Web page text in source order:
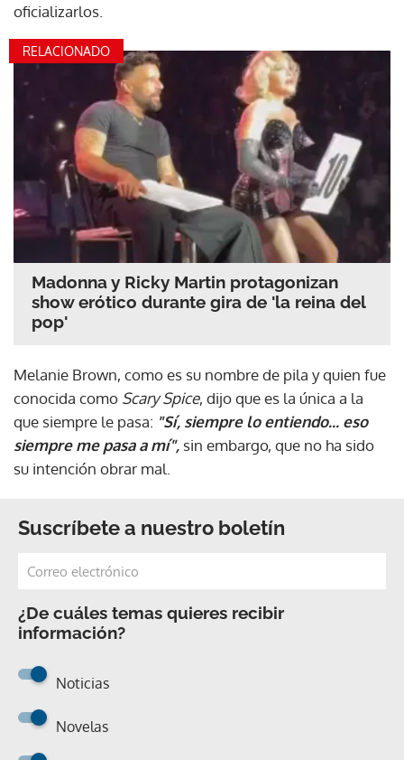
oficializarlos.
RELACIONADO
Madonna y Ricky Martin protagonizan
show erótico durante gira de 'la reina del
pop'
Melanie Brown, como es su nombre de pila y quien fue
conocida como Scary Spice, dijo que es la única a la
que siempre le pasa: "Sí, siempre lo entiendo... eso
siempre me pasa a mí", sin embargo, que no ha sido
su intención obrar mal.
Suscríbete a nuestro boletín
¿De cuáles temas quieres recibir
información?
Noticias
Novelas